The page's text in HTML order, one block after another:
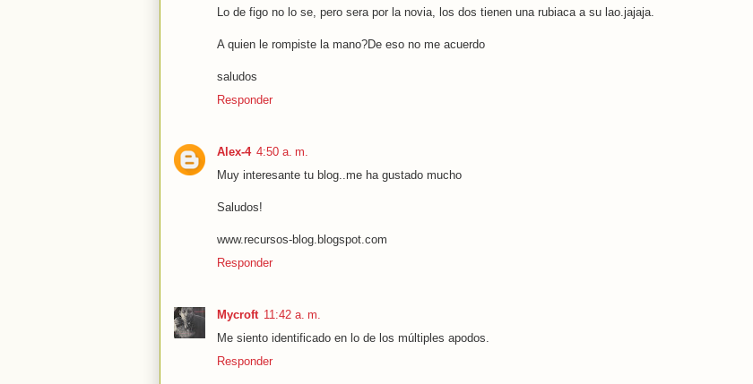
Lo de figo no lo se, pero sera por la novia, los dos tienen una rubiaca a su lao.jajaja.
A quien le rompiste la mano?De eso no me acuerdo
saludos
Responder
Alex-4 4:50 a. m.
Muy interesante tu blog..me ha gustado mucho
Saludos!
www.recursos-blog.blogspot.com
Responder
Mycroft 11:42 a. m.
Me siento identificado en lo de los múltiples apodos.
Responder